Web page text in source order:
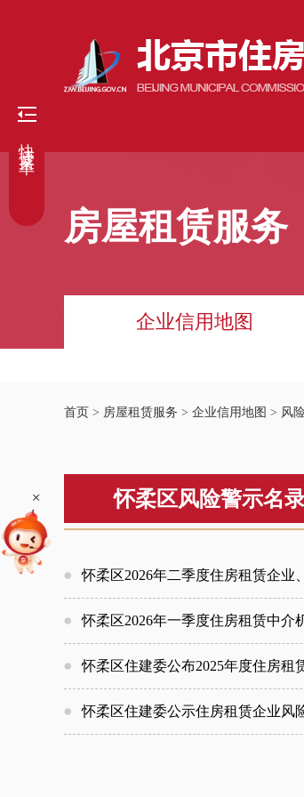
房屋租赁服务
企业信用地图
首页 > 房屋租赁服务 > 企业信用地图 > 风
怀柔区风险警示名
怀柔区2026年二季度住房租赁企业
怀柔区2026年一季度住房租赁中
怀柔区住建委公布2025年度住房租
怀柔区住建委公示住房租赁企业风
+
快捷菜单